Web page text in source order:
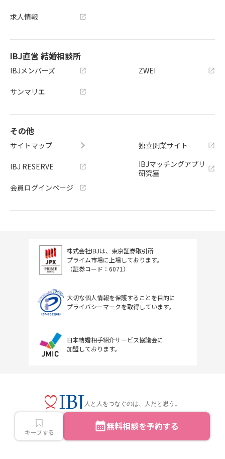
キープする 無料相談を予約する
求人情報
IBJ直営 結婚相談所
IBJメンバーズ
サンマリエ
ZWEI
その他
サイトマップ
IBJ RESERVE
会員ログインページ
独立開業サイト
IBJマッチングアプリ
研究室
株式会社IBJは、東京証券取引所
プライム市場に上場しております。
（証券コード：6071）
大切な個人情報を保護することを目的に
プライバシーマークを取得しています。
日本結婚相手紹介サービス協議会に
加盟しております。
人と人をつなぐのは、人だと思う。